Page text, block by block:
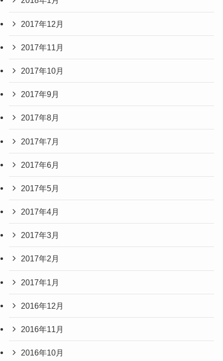
2017年12月
2017年11月
2017年10月
2017年9月
2017年8月
2017年7月
2017年6月
2017年5月
2017年4月
2017年3月
2017年2月
2017年1月
2016年12月
2016年11月
2016年10月